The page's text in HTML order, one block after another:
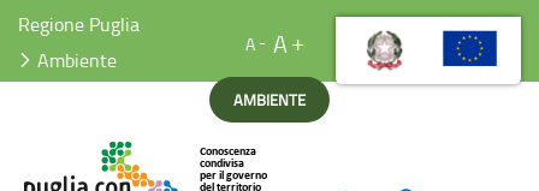
Regione Puglia
Ambiente
A A
AMBIENTE